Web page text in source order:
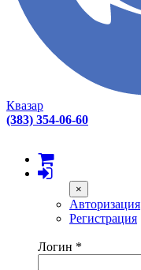
Квазар
(383) 354-06-60
×
Авторизация
Регистрация
Логин *